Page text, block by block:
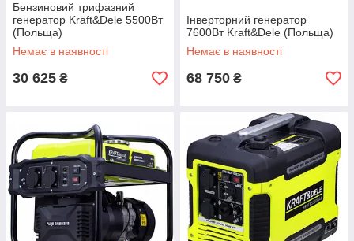
Бензиновий трифазний
генератор Kraft&Dele 5500Вт
(Польща)
Немає в наявності
30 625 ₴
Інверторний генератор
7600Вт Kraft&Dele (Польща)
Немає в наявності
68 750 ₴